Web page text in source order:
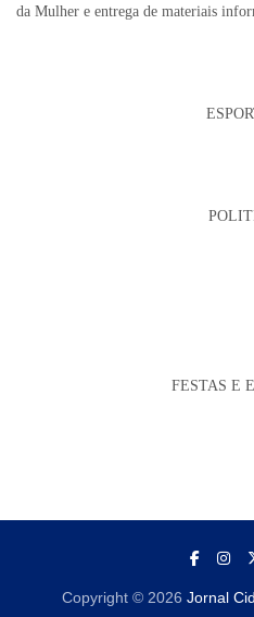
da Mulher e entrega de materiais
FESTAS E
Copyright © 2026 Jornal